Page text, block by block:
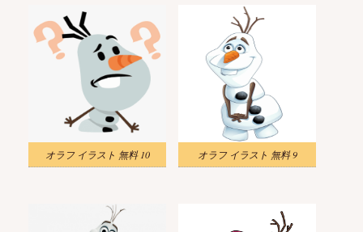
オラフ イラスト 無料 10 オラフ イラスト 無料 9